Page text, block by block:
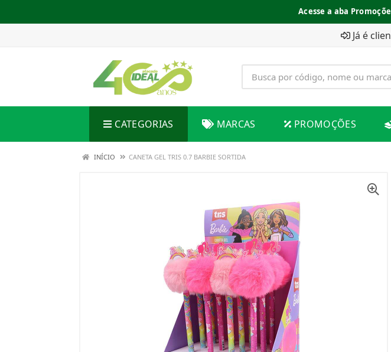
Acesse a aba
Já é
CATEGORIAS MARCAS PROMOÇÕES
INÍCIO CANETA GEL TRIS 0.7 BARBIE SORTIDA